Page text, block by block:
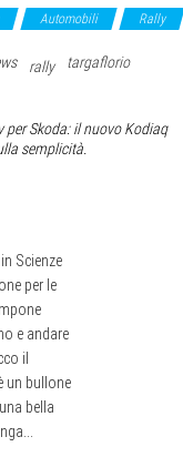
Automobili Rally
rally targaflorio
per Skoda: il nuovo Kodiaq
semplicità.
Scienze
per le
e andare
il
un bullone
bella